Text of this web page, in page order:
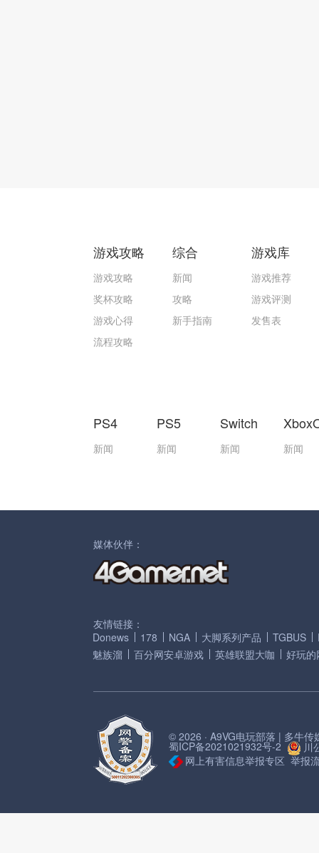
游戏攻略
游戏攻略
奖杯攻略
游戏心得
流程攻略
综合
新闻
攻略
新手指南
游戏库
游戏推荐
游戏评测
发售表
PS4
新闻
PS5
新闻
Switch
新闻 新闻
媒体伙伴：
友情链接：
Donews
178 NGA 大脚系列产品 TGBUS
魅族溜
百分网安卓游戏 英雄联盟大咖 好玩的
© 2026 · A9VG电玩部落 | 多牛传
蜀ICP备2021021932号-2
川
网上有害信息举报专区 举报